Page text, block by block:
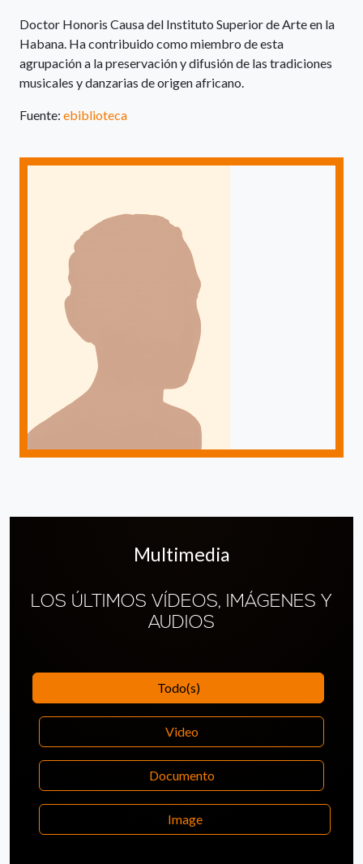
Doctor Honoris Causa del Instituto Superior de Arte en la
Habana. Ha contribuido como miembro de esta
agrupación a la preservación y difusión de las tradiciones
musicales y danzarias de origen africano.
Fuente: ebiblioteca
Multimedia
LOS ÚLTIMOS VÍDEOS, IMÁGENES Y
AUDIOS
Todo(s)
Video
Documento
Image